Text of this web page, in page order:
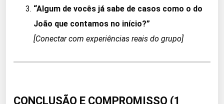
“Algum de vocês já sabe de casos como o do
João que contamos no início?”
[Conectar com experiências reais do grupo]
CONCLUSÃO E COMPROMISSO (1